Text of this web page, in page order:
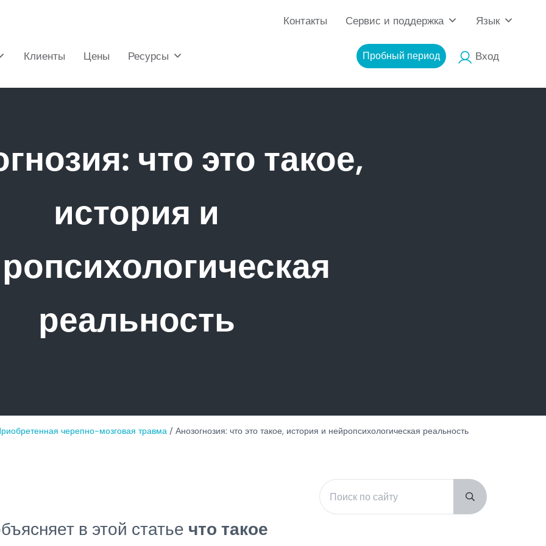
Клиенты Цены Ресурсы Пробный период Вход
Контакты Сервис и поддержка Язык
что это такое,
история и
реальность
черепно-мозговая травма / Анозогнозия: что это такое, история и нейропсихологическая реальность
в этой статье что такое
Sidebar
Поиск по сайту
Submit search